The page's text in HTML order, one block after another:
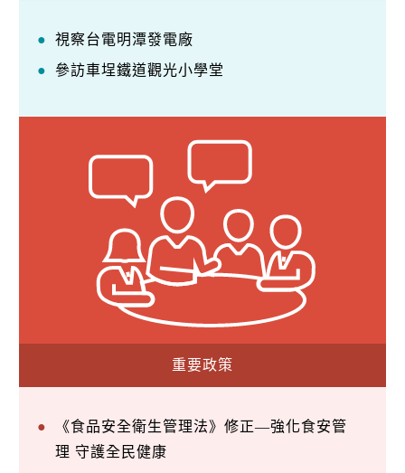
視察台電明潭發電廠
參訪車埕鐵道觀光小學堂
重要政策
《食品安全衛生管理法》修正—強化食安管
理 守護全民健康